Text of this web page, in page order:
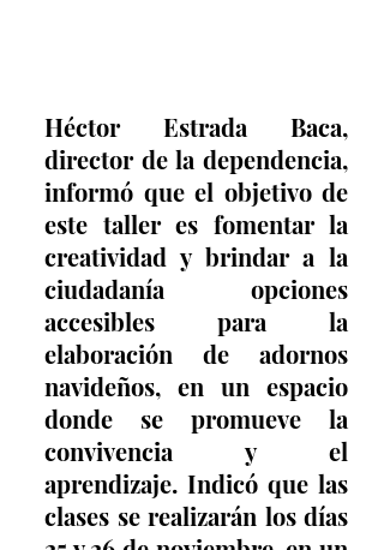
Héctor Estrada Baca,
director de la dependencia,
informó que el objetivo de
este taller es fomentar la
creatividad y brindar a la
ciudadanía opciones
accesibles para la
elaboración de adornos
navideños, en un espacio
donde se promueve la
convivencia y el
aprendizaje. Indicó que las
clases se realizarán los días